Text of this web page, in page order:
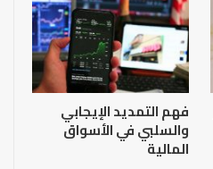
فهم التمديد الإيجابي
والسلبي في الأسواق
المالية